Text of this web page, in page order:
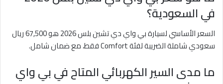
في السعودية؟
السعر الأساسي لسيارة بي واي دي تشين بلس 2026 هو 67,500 ريال
سعودي شاملة الضريبة لفئة Comfort فقط، مع ضمان شامل.
ما مدى السير الكهربائي المتاح في بي واي